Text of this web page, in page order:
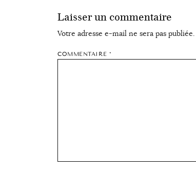
Laisser un commentaire
Votre adresse e-mail ne sera pas publiée.
COMMENTAIRE *